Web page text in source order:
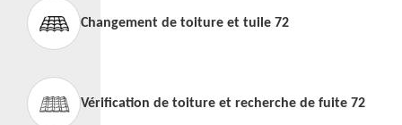
Changement de toiture et tuile 72
Vérification de toiture et recherche de fuite 72